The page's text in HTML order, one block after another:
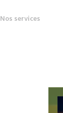
Nos services